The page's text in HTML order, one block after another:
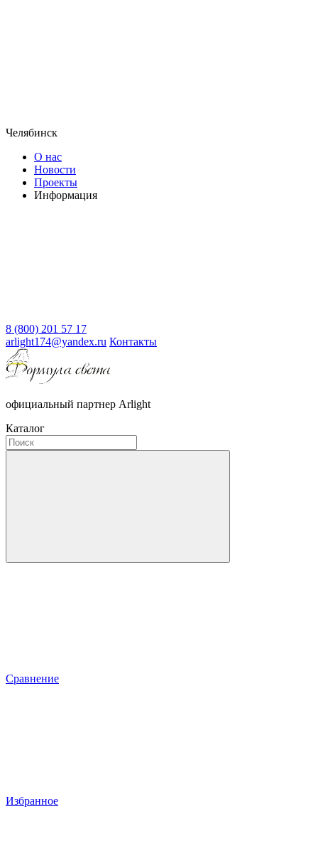
Челябинск
О нас
Новости
Проекты
Информация
8 (800) 201 57 17
arlight174@yandex.ru Контакты
официальный партнер Arlight
Каталог
Сравнение
Избранное